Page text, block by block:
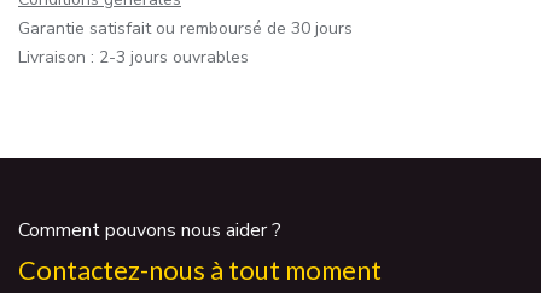
Garantie satisfait ou remboursé de 30 jours
Livraison : 2-3 jours ouvrables
Comment pouvons nous aider ?
Contactez-nous à tout moment